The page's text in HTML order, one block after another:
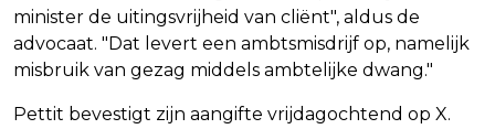
minister de uitingsvrijheid van cliënt", aldus de
advocaat. "Dat levert een ambtsmisdrijf op, namelijk
misbruik van gezag middels ambtelijke dwang."
Pettit bevestigt zijn aangifte vrijdagochtend op X.